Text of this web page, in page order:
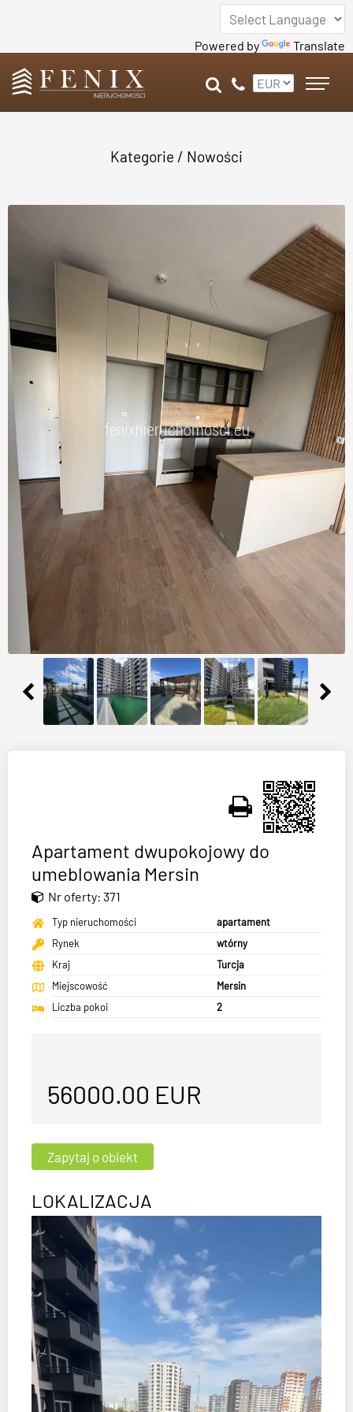
Powered by Translate
Kategorie / Nowości
Apartament dwupokojowy do
umeblowania Mersin
Nr oferty: 371
Typ nieruchomości
apartament
Rynek
wtórny
Kraj
Turcja
Miejscowość
Mersin
Liczba pokoi
2
56000.00 EUR
LOKALIZACJA